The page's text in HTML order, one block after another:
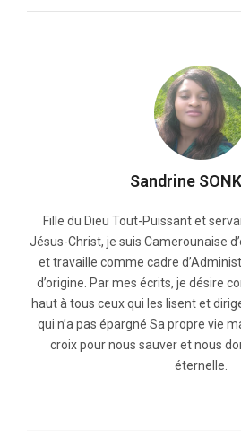
Sandrine
Fille du Dieu Tout-Puissant et
Jésus-Christ, je suis Camerounaise
et travaille comme cadre
d’origine. Par mes écrits, je désire
haut à tous ceux qui les lisent et
qui n’a pas épargné Sa propre vie
croix pour nous sauver et nous
éternelle.